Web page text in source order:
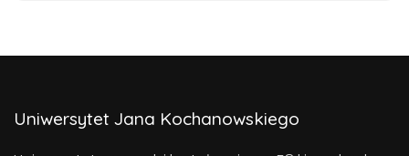
Uniwersytet Jana Kochanowskiego